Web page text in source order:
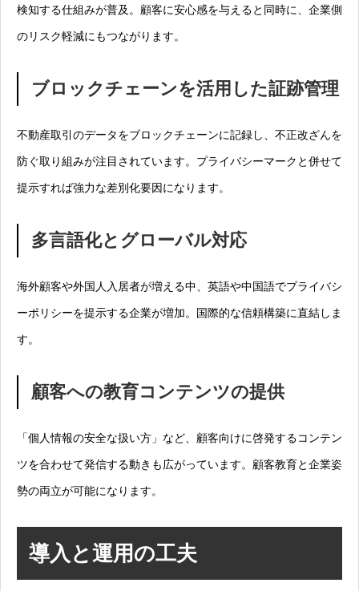
検知する仕組みが普及。顧客に安心感を与えると同時に、企業側
のリスク軽減にもつながります。
ブロックチェーンを活用した証跡管理
不動産取引のデータをブロックチェーンに記録し、不正改ざんを
防ぐ取り組みが注目されています。プライバシーマークと併せて
提示すれば強力な差別化要因になります。
多言語化とグローバル対応
海外顧客や外国人入居者が増える中、英語や中国語でプライバシ
ーポリシーを提示する企業が増加。国際的な信頼構築に直結しま
す。
顧客への教育コンテンツの提供
「個人情報の安全な扱い方」など、顧客向けに啓発するコンテン
ツを合わせて発信する動きも広がっています。顧客教育と企業姿
勢の両立が可能になります。
導入と運用の工夫